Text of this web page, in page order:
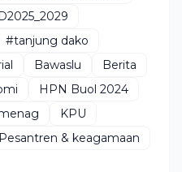
#tanjung dako
Bawaslu
Berita
HPN Buol 2024
KPU
Pesantren & keagamaan